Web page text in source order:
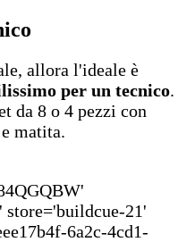
allora l'ideale è
per un tecnico.
da 8 o 4 pezzi con
matita.
store='buildcue-21'
6a2c-4cd1-